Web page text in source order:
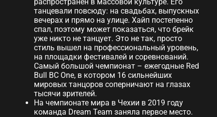
танцевали повсюду: на свадьбах, выпускных
вечерах и прямо на улице. Хайп постепенно
спал, поэтому может показаться, что брейк
уже никто не танцует. Это не так, просто
стиль вышел на профессиональный уровень,
на площадки фестивалей и соревнований.
Самый большой чемпионат – ежегодные Red
Bull BC One, в котором 16 сильнейших
мировых танцоров соперничают на глазах
тысячи зрителей.
На чемпионате мира в Чехии в 2019 году
команда Dream Team заняла первое место.